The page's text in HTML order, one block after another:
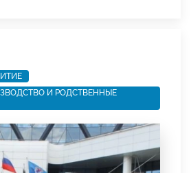
И РОДСТВЕННЫЕ